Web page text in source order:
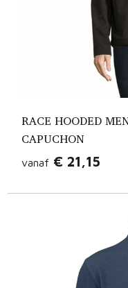
RACE HOODED
CAPUCHON
vanaf € 21,15